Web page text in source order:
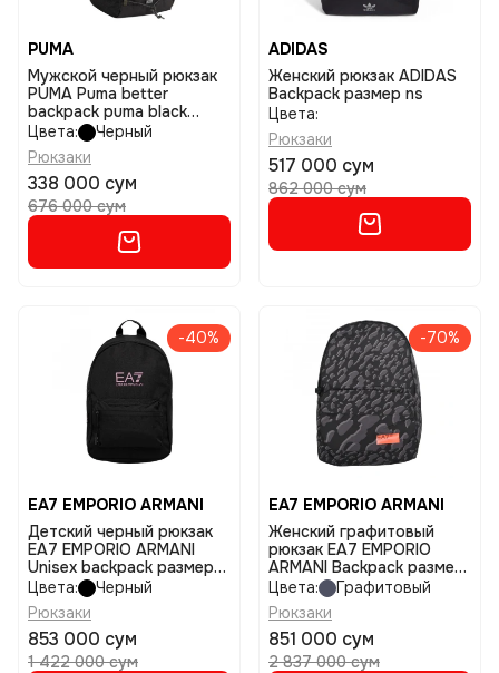
PUMA
Мужской черный рюкзак
PUMA Puma better
backpack puma black
размер x
Цвета:
Черный
Рюкзаки
338 000 сум
676 000 сум
ADIDAS
Женский рюкзак ADIDAS
Backpack размер ns
Цвета:
Рюкзаки
517 000 сум
862 000 сум
-40%
EA7 EMPORIO ARMANI
Детский черный рюкзак
EA7 EMPORIO ARMANI
Unisex backpack размер
tu
Цвета:
Черный
Рюкзаки
853 000 сум
1 422 000 сум
-70%
EA7 EMPORIO ARMANI
Женский графитовый
рюкзак EA7 EMPORIO
ARMANI Backpack размер
tu
Цвета:
Графитовый
Рюкзаки
851 000 сум
2 837 000 сум